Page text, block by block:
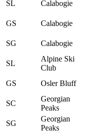
SL Calabogie
GS Calabogie
SG Calabogie
SL
Alpine Ski
Club
GS Osler Bluff
SC
Georgian
Peaks
SG
Georgian
Peaks